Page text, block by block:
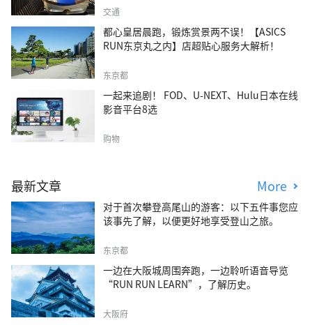
交通
都心皇居晨跑，锻炼赏景两不误！【ASICS
RUN东京丸之内】店超贴心服务大解析！
东京都
一起来追剧！ FOD、U-NEXT、Hulu日本在线
影音平台8选
购物
最新文章 More
对于首次攀登高尾山的游客：以下五件事您应
该事先了解，以便更好地享受登山之旅。
东京都
一边在大阪城周围奔跑，一边聆听语音导览
“RUN RUN LEARN”，了解历史。
大阪府